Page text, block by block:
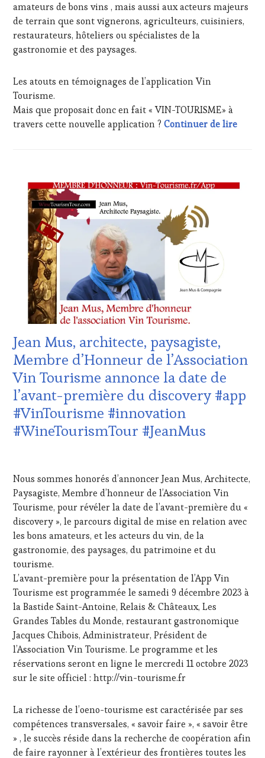
SOMMELIER,
SAINTE-
VICTOIRE
INTERNATIONAUX,
BY,
TASTING
MOVIE,
VAR,
VIGNOBLES,
TOURISM
FAME
WINE
TOURISM
TOUR,
WINE
TOURISM
TOUR
MOVIE,
WINETASTINGVOUCHER.COM
amateurs de bons vins , mais aussi aux acteurs majeurs
de terrain que sont vignerons, agriculteurs, cuisiniers,
restaurateurs, hôteliers ou spécialistes de la
gastronomie et des paysages.
Les atouts en témoignages de l’application Vin
Tourisme.
Mais que proposait donc en fait « VIN-TOURISME» à
travers cette nouvelle application ?Continuer de lire
CLUB
WINE
TASTING
VOUCHER
CORSICA,
CÔTES-
PROVENCE,
CULTURAL
GUEST,
DOMAINE
ADHÉRENT,
VIN
TOURISME,
EDITION
LES
CLÉS
DU
VIN
ET
GASTRONOMIE
FRANÇAISE,
FAMOUS
HOST,
GUEST
&
DÉGUSTATIONS,
WINE
TASTING,
LIVE
STREAMING
MASTERCLASS,
MÉDIAS,
PRESSE
ÉCRITE,
RADIO,
OENOTOURISME ,
PALETTE,
PARTENAIRES
VIN
Jean Mus, architecte, paysagiste,
Membre d’Honneur de l’Association
Vin Tourisme annonce la date de
l’avant-première du discovery #app
#VinTourisme #innovation
#WineTourismTour #JeanMus
2023
Nous sommes honorés d’annoncer Jean Mus, Architecte,
Paysagiste, Membre d’honneur de l’Association Vin
Tourisme, pour révéler la date de l’avant-première du «
discovery », le parcours digital de mise en relation avec
les bons amateurs, et les acteurs du vin, de la
gastronomie, des paysages, du patrimoine et du
tourisme.
L’avant-première pour la présentation de l’App Vin
Tourisme est programmée le samedi 9 décembre 2023 à
la Bastide Saint-Antoine, Relais & Châteaux, Les
Grandes Tables du Monde, restaurant gastronomique
Jacques Chibois, Administrateur, Président de
l’Association Vin Tourisme. Le programme et les
réservations seront en ligne le mercredi 11 octobre 2023
sur le site officiel : http://vin-tourisme.fr
La richesse de l’oeno-tourisme est caractérisée par ses
compétences transversales, « savoir faire », « savoir être
» , le succès réside dans la recherche de coopération afin
de faire rayonner à l’extérieur des frontières toutes les